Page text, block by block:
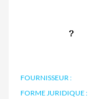
FOURNISSEUR :
FORME JURIDIQUE :